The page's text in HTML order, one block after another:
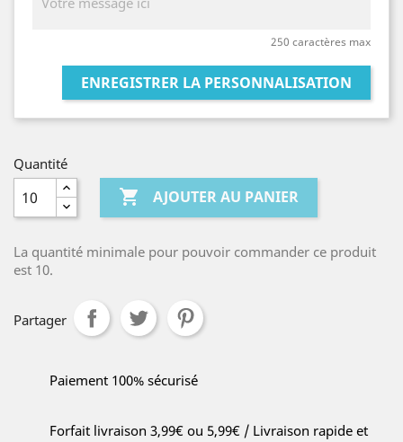
250 caractères max
ENREGISTRER LA PERSONNALISATION
Quantité
 AJOUTER AU PANIER
La quantité minimale pour pouvoir commander ce produit
est 10.
Partager
Paiement 100% sécurisé
Forfait livraison 3,99€ ou 5,99€ / Livraison rapide et